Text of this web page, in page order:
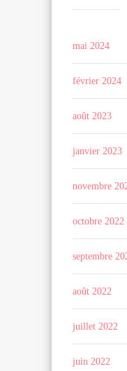
mai 2024
février 2024
août 2023
janvier 2023
novembre
octobre 2022
septembre
août 2022
juillet 2022
juin 2022